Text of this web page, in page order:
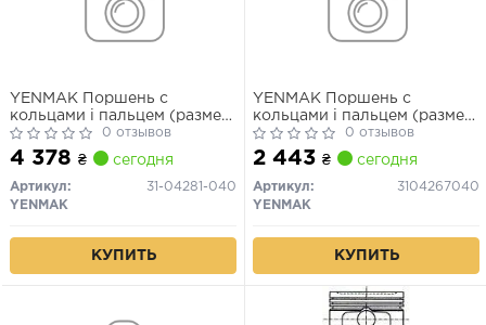
YENMAK Поршень с
кольцами і пальцем (размер
отв. 82.4 / +0.4) Opel
VECTRA C 1.9CDTi (4цл.) (AR
37101, 939 A1.000, M 724 MT
19.Z, M 724 RT 19)
0 отзывов
4 378 ₴ сегодня
Артикул:
31-04281-040
YENMAK
КУПИТЬ
YENMAK Поршень с
кольцами і пальцем (размер
отв. 80,90/ +0.40) FIAT
DOBLO 1.6 (4 цл.) (182
B6.000 Benzin 103 PS)
0 отзывов
2 443 ₴ сегодня
Артикул:
3104267040
YENMAK
КУПИТЬ